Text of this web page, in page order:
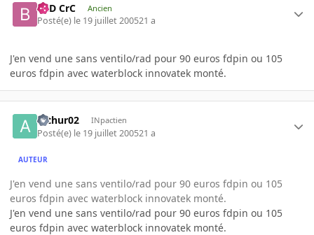
BaD CrC Ancien
Posté(e) le 19 juillet 200521 a
J'en vend une sans ventilo/rad pour 90 euros fdpin ou 105
euros fdpin avec waterblock innovatek monté.
arthur02 INpactien
Posté(e) le 19 juillet 200521 a
AUTEUR
J'en vend une sans ventilo/rad pour 90 euros fdpin ou 105
euros fdpin avec waterblock innovatek monté.
J'en vend une sans ventilo/rad pour 90 euros fdpin ou 105
euros fdpin avec waterblock innovatek monté.